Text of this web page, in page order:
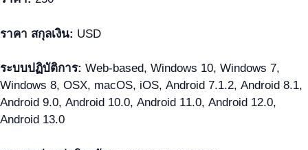
ราคา สกุลเงิน: USD
ระบบปฏิบัติการ: Web-based, Windows 10, Windows 7,
Windows 8, OSX, macOS, iOS, Android 7.1.2, Android 8.1,
Android 9.0, Android 10.0, Android 11.0, Android 12.0,
Android 13.0